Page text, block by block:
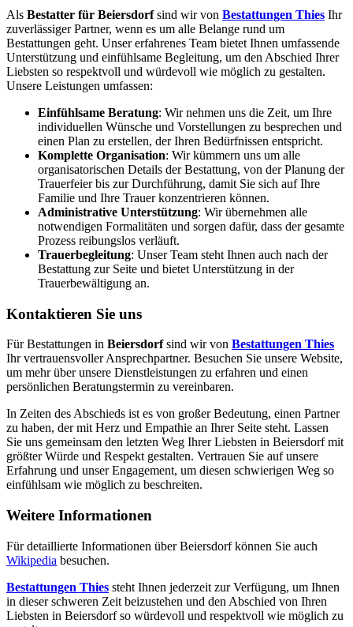
Als Bestatter für Beiersdorfsind wir von Bestattungen Thies Ihr
zuverlässiger Partner, wenn es um alle Belange rund um
Bestattungen geht. Unser erfahrenes Team bietet Ihnen umfassende
Unterstützung und einfühlsame Begleitung, um den Abschied Ihrer
Liebsten so respektvoll und würdevoll wie möglich zu gestalten.
Unsere Leistungen umfassen:
Einfühlsame Beratung: Wir nehmen uns die Zeit, um Ihre
individuellen Wünsche und Vorstellungen zu besprechen und
einen Plan zu erstellen, der Ihren Bedürfnissen entspricht.
Komplette Organisation: Wir kümmern uns um alle
organisatorischen Details der Bestattung, von der Planung der
Trauerfeier bis zur Durchführung, damit Sie sich auf Ihre
Familie und Ihre Trauer konzentrieren können.
Administrative Unterstützung: Wir übernehmen alle
notwendigen Formalitäten und sorgen dafür, dass der gesamte
Prozess reibungslos verläuft.
Trauerbegleitung: Unser Team steht Ihnen auch nach der
Bestattung zur Seite und bietet Unterstützung in der
Trauerbewältigung an.
Kontaktieren Sie uns
Für Bestattungen in Beiersdorfsind wir von Bestattungen Thies
Ihr vertrauensvoller Ansprechpartner. Besuchen Sie unsere Website,
um mehr über unsere Dienstleistungen zu erfahren und einen
persönlichen Beratungstermin zu vereinbaren.
In Zeiten des Abschieds ist es von großer Bedeutung, einen Partner
zu haben, der mit Herz und Empathie an Ihrer Seite steht. Lassen
Sie uns gemeinsam den letzten Weg Ihrer Liebsten in Beiersdorf mit
größter Würde und Respekt gestalten. Vertrauen Sie auf unsere
Erfahrung und unser Engagement, um diesen schwierigen Weg so
einfühlsam wie möglich zu beschreiten.
Weitere Informationen
Für detaillierte Informationen über Beiersdorf können Sie auch
Wikipedia besuchen.
Bestattungen Thies steht Ihnen jederzeit zur Verfügung, um Ihnen
in dieser schweren Zeit beizustehen und den Abschied von Ihren
Liebsten in Beiersdorf so würdevoll und respektvoll wie möglich zu